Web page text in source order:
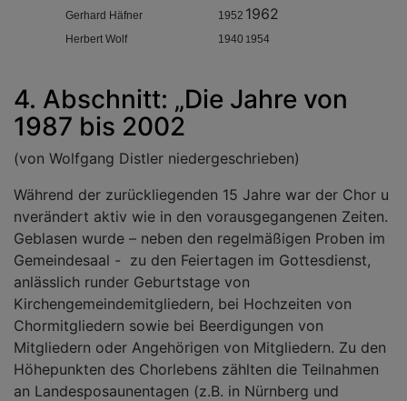
Gerhard Häfner 1952 1962
Herbert Wolf 1940 1954
4. Abschnitt: „Die Jahre von
1987 bis 2002
(von Wolfgang Distler niedergeschrieben)
Während der zurückliegenden 15 Jahre war der Chor u
nverändert aktiv wie in den vorausgegangenen Zeiten.
Geblasen wurde – neben den regelmäßigen Proben im
Gemeindesaal - zu den Feiertagen im Gottesdienst,
anlässlich runder Geburtstage von
Kirchengemeindemitgliedern, bei Hochzeiten von
Chormitgliedern sowie bei Beerdigungen von
Mitgliedern oder Angehörigen von Mitgliedern. Zu den
Höhepunkten des Chorlebens zählten die Teilnahmen
an Landesposaunentagen (z.B. in Nürnberg und